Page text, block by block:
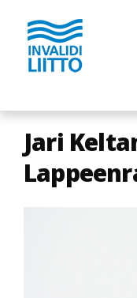
Hyppää
pääsisältöön
Jari